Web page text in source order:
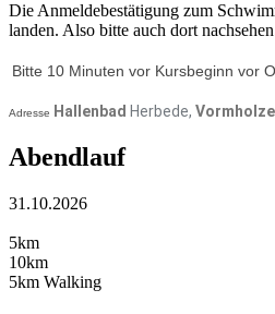
Die Anmeldebestätigung zum
landen. Also bitte auch dort
Bitte 10 Minuten vor Kursbeginn vor
Adresse Hallenbad Herbede,
Abendlauf
31.10.2026
5km
10km
5km Walking